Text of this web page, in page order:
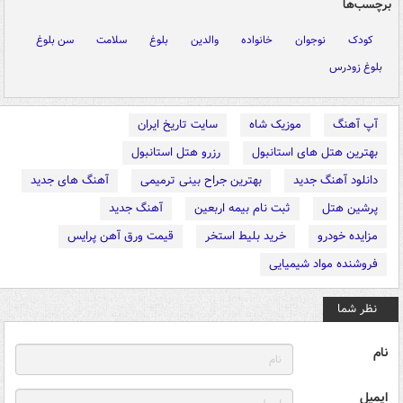
برچسب‌ها
کودک نوجوان خانواده والدین بلوغ سلامت
سن بلوغ
بلوغ زودرس
آپ آهنگ موزیک شاه
سایت تاریخ ایران
بهترین هتل های استانبول
رزرو هتل استانبول
دانلود آهنگ جدید
بهترین جراح بینی ترمیمی
آهنگ های جدید
پرشین هتل
ثبت نام بیمه اربعین
آهنگ جدید
مزایده خودرو
خرید بلیط استخر
قیمت ورق آهن پرایس
فروشنده مواد شیمیایی
نظر شما
نام
ایمیل